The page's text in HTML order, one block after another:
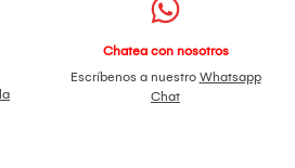
Chatea con nosotros
Escríbenos a nuestro Whatsapp
Chat